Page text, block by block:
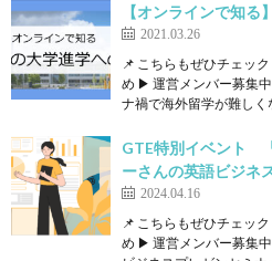
【オンラインで知
2021.03.26
📌 こちらもぜひチェッ
め ▶ 運営メンバー募集
ナ禍で海外留学が難し
GTE特別イベント
ーさんの英語ビジネ
2024.04.16
📌 こちらもぜひチェッ
め ▶ 運営メンバー募集